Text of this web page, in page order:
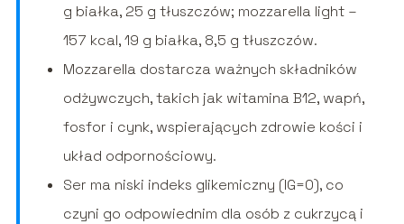
g białka, 25 g tłuszczów; mozzarella light –
157 kcal, 19 g białka, 8,5 g tłuszczów.
Mozzarella dostarcza ważnych składników
odżywczych, takich jak witamina B12, wapń,
fosfor i cynk, wspierających zdrowie kości i
układ odpornościowy.
Ser ma niski indeks glikemiczny (IG=0), co
czyni go odpowiednim dla osób z cukrzycą i